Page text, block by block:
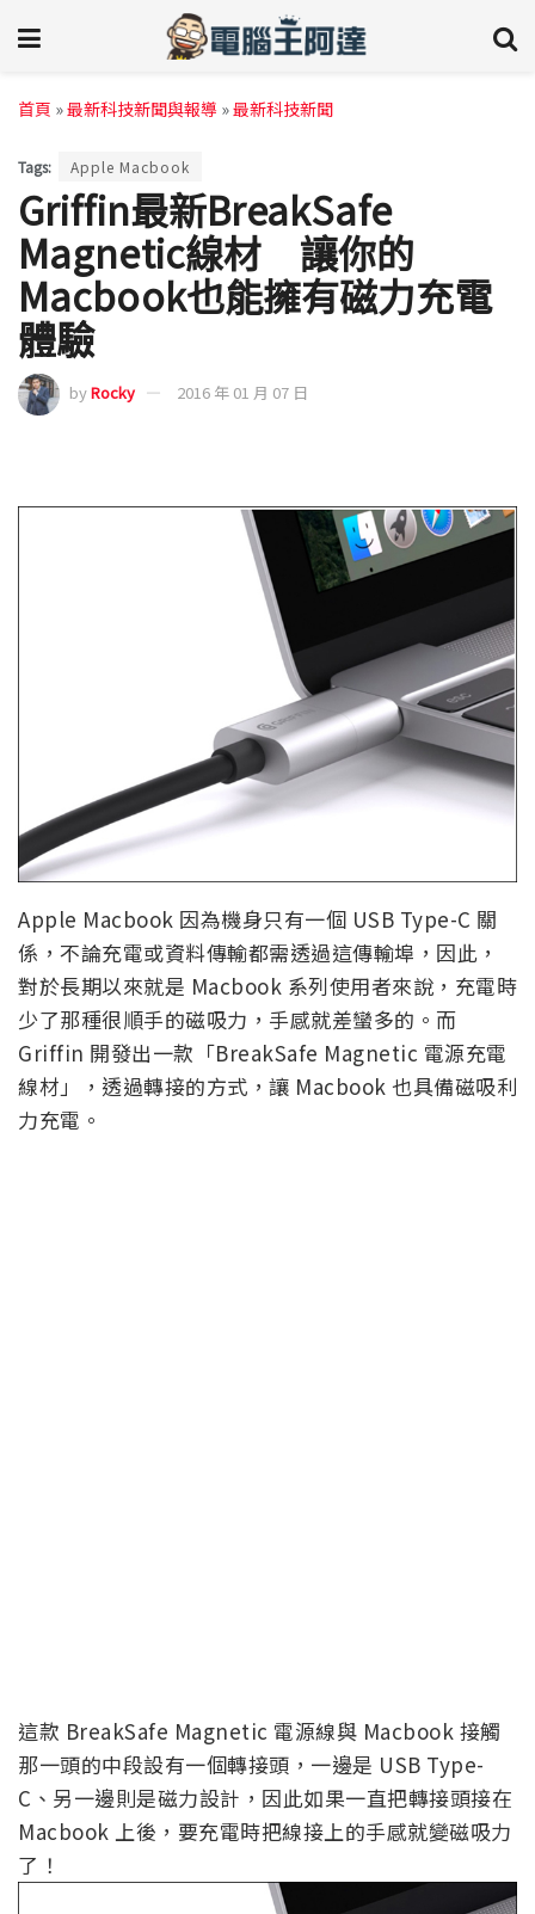
首頁 »最新科技新聞與報導 »最新科技新聞
Tags: Apple Macbook
Griffin最新BreakSafe
Magnetic線材 讓你的
Macbook也能擁有磁力充電
體驗
byRocky 2016 年 01 月 07 日
Apple Macbook 因為機身只有一個 USB Type-C 關
係，不論充電或資料傳輸都需透過這傳輸埠，因此，
對於長期以來就是 Macbook 系列使用者來說，充電時
少了那種很順手的磁吸力，手感就差蠻多的。而
Griffin 開發出一款「BreakSafe Magnetic 電源充電
線材」，透過轉接的方式，讓 Macbook 也具備磁吸利
力充電。
這款 BreakSafe Magnetic 電源線與 Macbook 接觸
那一頭的中段設有一個轉接頭，一邊是 USB Type-
C、另一邊則是磁力設計，因此如果一直把轉接頭接在
Macbook 上後，要充電時把線接上的手感就變磁吸力
了！